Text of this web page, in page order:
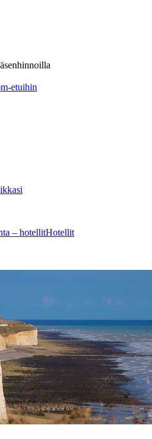
etuihin
– hotellitHotellit